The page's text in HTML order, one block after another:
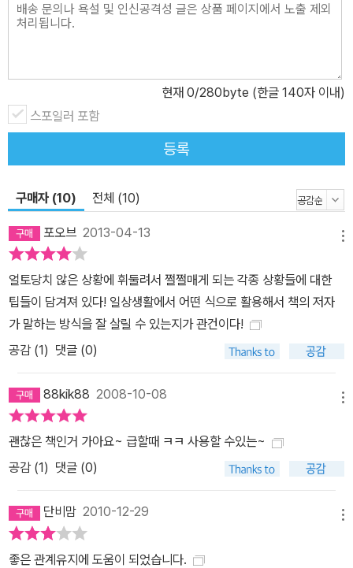
현재 0/280byte (한글 140자 이내)
스포일러 포함
등록
구매자 (10) 전체 (10)
포오브 2013-04-13
얼토당치 않은 상황에 휘둘려서 쩔쩔매게 되는 각종 상황들에 대한
팁들이 담겨져 있다! 일상생활에서 어떤 식으로 활용해서 책의 저자
가 말하는 방식을 잘 살릴 수 있는지가 관건이다!
공감 (1) 댓글 (0)
88kik88 2008-10-08
괜찮은 책인거 가아요~ 급할때 ㅋㅋ 사용할 수있는~
공감 (1) 댓글 (0)
단비맘 2010-12-29
좋은 관계유지에 도움이 되었습니다.